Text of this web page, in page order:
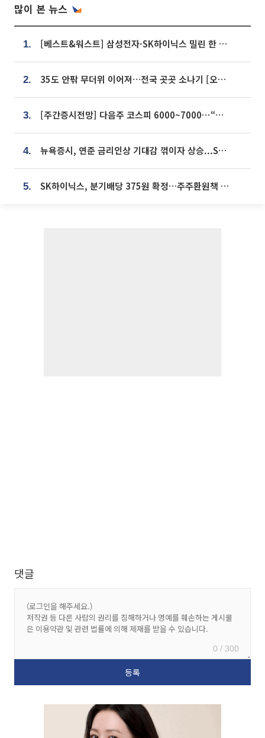
많이 본 뉴스
1. [베스트&워스트] 삼성전자·SK하이닉스 밀린 한 주…상상인증권은 85% 급등
2. 35도 안팎 무더위 이어져…전국 곳곳 소나기 [오늘 날씨]
3. [주간증시전망] 다음주 코스피 6000~7000⋯“外人 수급은 정책이 변수”
4. 뉴욕증시, 연준 금리인상 기대감 꺾이자 상승...S&P500 사상 최고치 [종합]
5. SK하이닉스, 분기배당 375원 확정…주주환원책 9월로 앞당겨 발표
댓글
0 / 300